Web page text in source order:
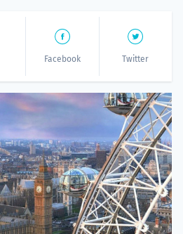
Facebook Twitter
НАБОР